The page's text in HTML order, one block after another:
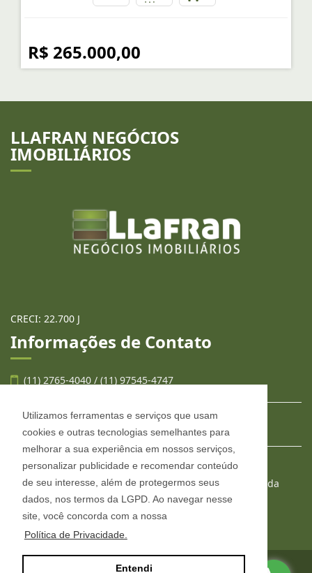
Utilizamos ferramentas e serviços que usam
cookies e outras tecnologias semelhantes para
melhorar a sua experiência em nossos serviços,
personalizar publicidade e recomendar conteúdo
de seu interesse, além de protegermos seus
dados, nos termos da LGPD. Ao navegar nesse
site, você concorda com a nossa
Política de Privacidade.
Entendi
R$ 265.000,00
LLAFRAN NEGÓCIOS
IMOBILIÁRIOS
CRECI: 22.700 J
Informações de Contato
(11) 2765-4040 / (11) 97545-4747
LLAFRAN NEGÓCIOS IMOBILIÁRIOS
Estr. São Francisco, 2008, conjunto 303, Jardim Wanda
Taboão da Serra - São Paulo
CEP: 06765-904